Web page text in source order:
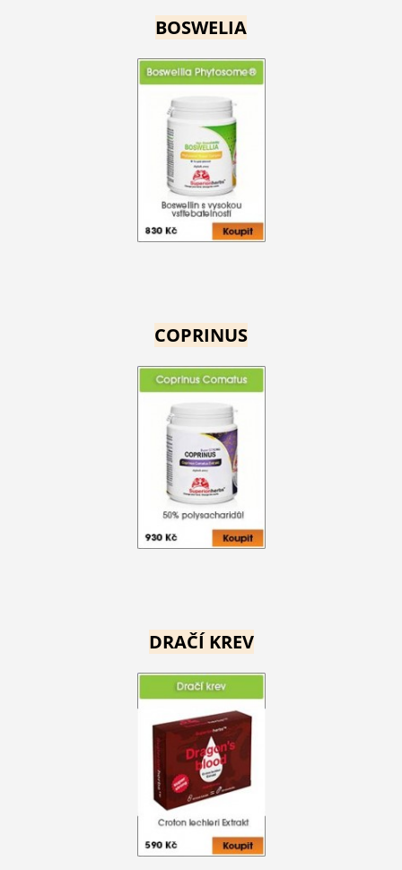
BOSWELIA
COPRINUS
DRAČÍ KREV